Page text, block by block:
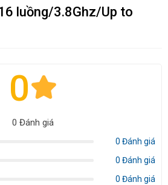
luồng/3.8Ghz/Up to
0
0 Đánh giá
0 Đánh giá
0 Đánh giá
0 Đánh giá